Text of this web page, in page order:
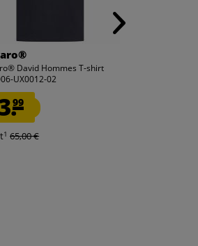
David Hommes T-shirt
UX0012-02
99
1 65,00 €